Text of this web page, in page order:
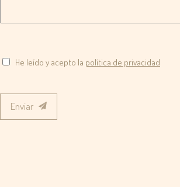
He leído y acepto la política de privacidad
Enviar